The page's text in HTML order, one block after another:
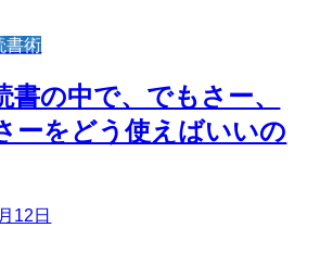
書術
書の中で、でもさー、
ーをどう使えばいいの
12日